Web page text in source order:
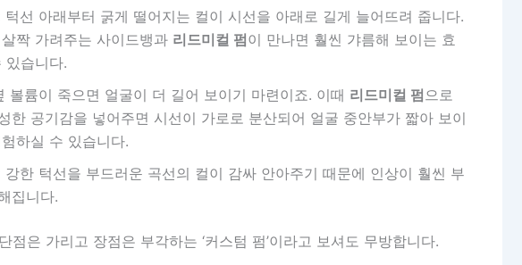
턱선 아래부터 굵게 떨어지는 컬이 시선을 아래로 길게 늘어뜨려 줍니다.
짝 가려주는 사이드뱅과 리드미컬 펌이 만나면 훨씬 갸름해 보이는 효
있습니다.
볼륨이 죽으면 얼굴이 더 길어 보이기 마련이죠. 이때 리드미컬 펌 으로
한 공기감을 넣어주면 시선이 가로로 분산되어 얼굴 중안부가 짧아 보이
하실 수 있습니다.
강한 턱선을 부드러운 곡선의 컬이 감싸 안아주기 때문에 인상이 훨씬 부
집니다.
점은 가리고 장점은 부각하는 ‘커스텀 펌’이라고 보셔도 무방합니다.